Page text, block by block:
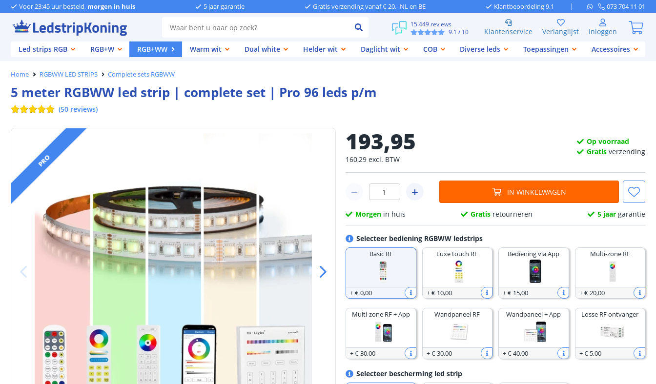
Voor 23:45 uur besteld, morgen in huis 5 jaar garantie Gratis verzending vanaf € 20,- NL en BE Klantbeoordeling 9.1 073 704 11 01
15.449 reviews
9.1 / 10 Klantenservice Verlanglijst
Inloggen
Led strips RGB
RGB+W RGB+WW Warm wit Dual white Helder wit Daglicht wit COB Diverse leds Toepassingen Accessoires
Home RGBWW LED STRIPS Complete sets RGBWW
5 meter RGBWW led strip | complete set | Pro 96 leds p/m
(50 reviews)
PRO
193,95
160,29 excl. BTW
Op voorraad
Gratis verzending
IN WINKELWAGEN
Morgen in huis Gratis retourneren 5 jaargarantie
Selecteer bediening RGBWW ledstrips
Basic RF
+€ 0,00
Luxe touch RF
+€ 10,00
Bediening via App
+€ 15,00
Multi-zone RF
+€ 20,00
Multi-zone RF + App
+€ 30,00
Wandpaneel RF
+€ 30,00
Wandpaneel + App
+€ 40,00
Losse RF ontvanger
+€ 5,00
Selecteer bescherming led strip